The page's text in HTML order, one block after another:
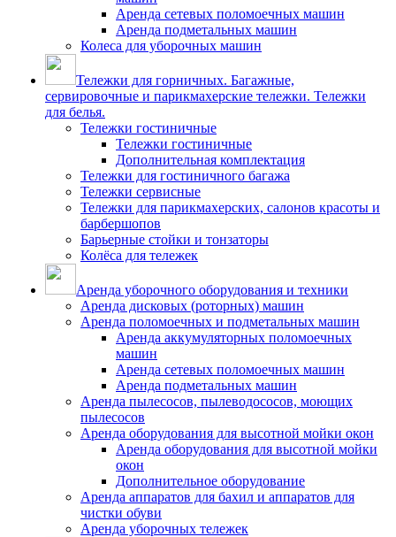
Аренда сетевых поломоечных машин
Аренда подметальных машин
Колеса для уборочных машин
Тележки для горничных. Багажные,
сервировочные и парикмахерские тележки. Тележки
для белья.
Тележки гостиничные
Тележки гостиничные
Дополнительная комплектация
Тележки для гостиничного багажа
Тележки сервисные
Тележки для парикмахерских, салонов красоты и
барбершопов
Барьерные стойки и тонзаторы
Колёса для тележек
Аренда уборочного оборудования и техники
Аренда дисковых (роторных) машин
Аренда поломоечных и подметальных машин
Аренда аккумуляторных поломоечных
машин
Аренда сетевых поломоечных машин
Аренда подметальных машин
Аренда пылесосов, пылеводососов, моющих
пылесосов
Аренда оборудования для высотной мойки окон
Аренда оборудования для высотной мойки
окон
Дополнительное оборудование
Аренда аппаратов для бахил и аппаратов для
чистки обуви
Аренда уборочных тележек